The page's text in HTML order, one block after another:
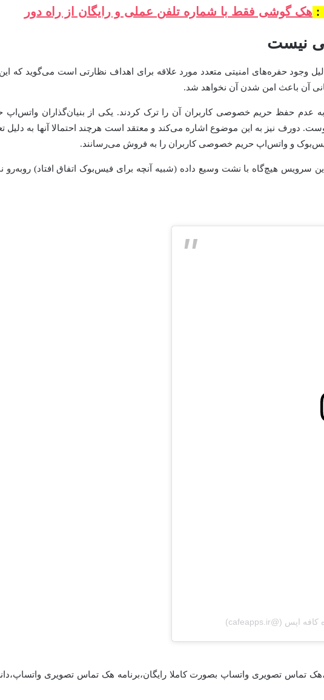
: هک گوشی فقط با شماره تلفن عملی و رایگان از راه دور
نیست
آن باعث امن شدن آن نخواهد شد.
عدم حفظ حریم خصوصی کاربران آن را ترک کردند. یکی از بنیان‌گذاران واتس‌اپ
نیز به این موضوع اشاره می‌کند و معتقد است هرچند احتمالا آنها به دلیل
فیس‌بوک و واتس‌اپ حریم خصوصی کاربران را به فروش می‌رسانند.
در ۶ سال عمر تلگرام این سرویس هیچ‌گاه با نشت وسیع داده (شبیه آنچه برای فیس‌بوک اتفاق
تماس تصویری واتساپ بصورت کاملا رایگان،برنامه هک تماس تصویری